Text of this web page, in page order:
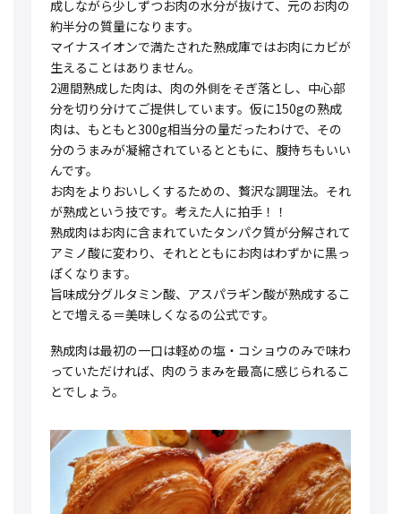
約半分の質量になります。
マイナスイオンで満たされた熟成庫ではお肉にカビが
生えることはありません。
2週間熟成した肉は、肉の外側をそぎ落とし、中心部
分を切り分けてご提供しています。仮に150gの熟成
肉は、もともと300g相当分の量だったわけで、その
分のうまみが凝縮されているとともに、腹持ちもいい
んです。
お肉をよりおいしくするための、贅沢な調理法。それ
が熟成という技です。考えた人に拍手！！
熟成肉はお肉に含まれていたタンパク質が分解されて
アミノ酸に変わり、それとともにお肉はわずかに黒っ
ぽくなります。
旨味成分グルタミン酸、アスパラギン酸が熟成するこ
とで増える＝美味しくなるの公式です。
っていただければ、肉のうまみを最高に感じられるこ
とでしょう。